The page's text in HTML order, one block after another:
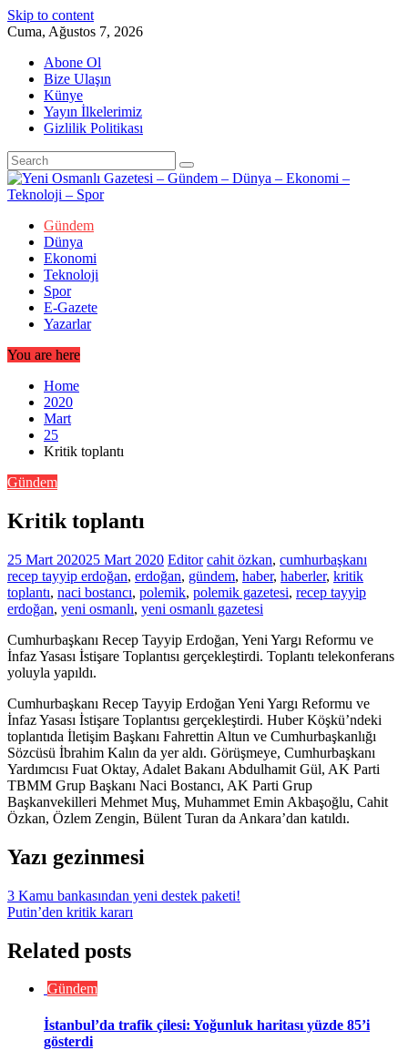
Skip to content
Cuma, Ağustos 7, 2026
Abone Ol
Bize Ulaşın
Künye
Yayın İlkelerimiz
Gizlilik Politikası
Gündem
Dünya
Ekonomi
Teknoloji
Spor
E-Gazete
Yazarlar
You are here
Home
2020
Mart
25
Kritik toplantı
Gündem
Kritik toplantı
25 Mart 202025 Mart 2020 Editor cahit özkan, cumhurbaşkanı
recep tayyip erdoğan, erdoğan, gündem, haber, haberler, kritik
toplantı, naci bostancı, polemik, polemik gazetesi, recep tayyip
erdoğan, yeni osmanlı, yeni osmanlı gazetesi
Cumhurbaşkanı Recep Tayyip Erdoğan, Yeni Yargı Reformu ve
İnfaz Yasası İstişare Toplantısı gerçekleştirdi. Toplantı telekonferans
yoluyla yapıldı.
Cumhurbaşkanı Recep Tayyip Erdoğan Yeni Yargı Reformu ve
İnfaz Yasası İstişare Toplantısı gerçekleştirdi. Huber Köşkü’ndeki
toplantıda İletişim Başkanı Fahrettin Altun ve Cumhurbaşkanlığı
Sözcüsü İbrahim Kalın da yer aldı. Görüşmeye, Cumhurbaşkanı
Yardımcısı Fuat Oktay, Adalet Bakanı Abdulhamit Gül, AK Parti
TBMM Grup Başkanı Naci Bostancı, AK Parti Grup
Başkanvekilleri Mehmet Muş, Muhammet Emin Akbaşoğlu, Cahit
Özkan, Özlem Zengin, Bülent Turan da Ankara’dan katıldı.
Yazı gezinmesi
3 Kamu bankasından yeni destek paketi!
Putin’den kritik kararı
Related posts
Gündem
İstanbul’da trafik çilesi: Yoğunluk haritası yüzde 85’i
gösterdi